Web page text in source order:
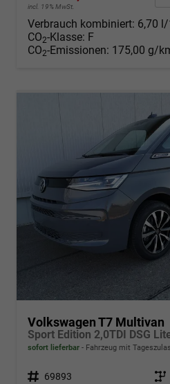
incl. 19% MwSt.
Verbrauch kombiniert: 6,70
CO2-Klasse: F
CO2-Emissionen: 175,00 g/
Volkswagen T7 Multivan
Sport Edition 2,0TDI DSG
sofort lieferbar Fahrzeug mit
Fahrzeugnr. 69893 Getriebe